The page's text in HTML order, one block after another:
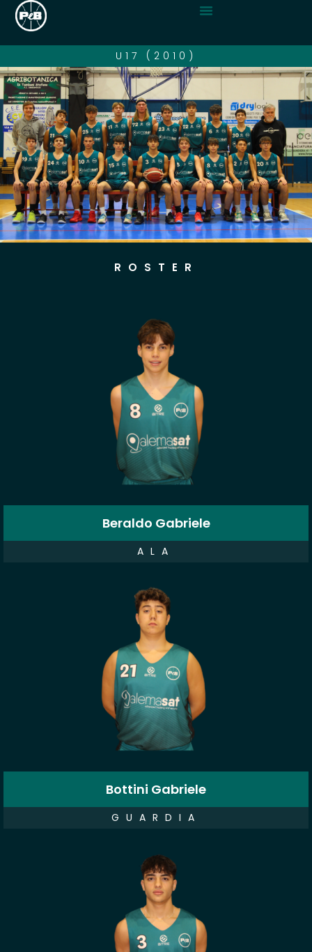
U17 (2010)
ROSTER
Beraldo Gabriele
ALA
Bottini Gabriele
GUARDIA